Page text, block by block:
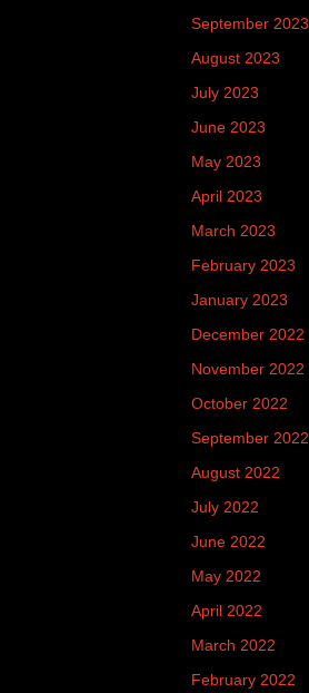
September 2023
August 2023
July 2023
June 2023
May 2023
April 2023
March 2023
February 2023
January 2023
December 2022
November 2022
October 2022
September 2022
August 2022
July 2022
June 2022
May 2022
April 2022
March 2022
February 2022